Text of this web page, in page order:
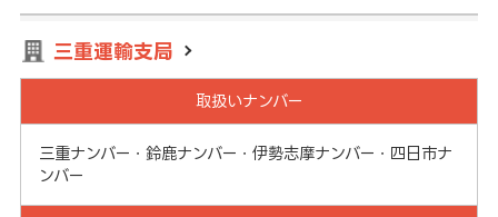
三重運輸支局
取扱いナンバー
三重ナンバー・鈴鹿ナンバー・伊勢志摩ナンバー・四日市ナ
ンバー